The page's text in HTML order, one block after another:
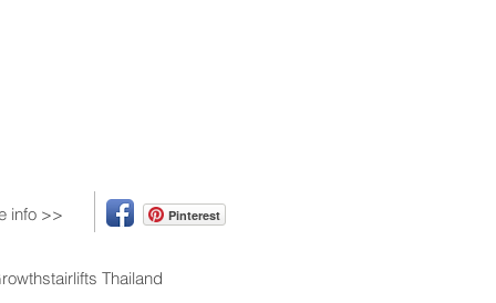
info >> Pinterest
Thailand